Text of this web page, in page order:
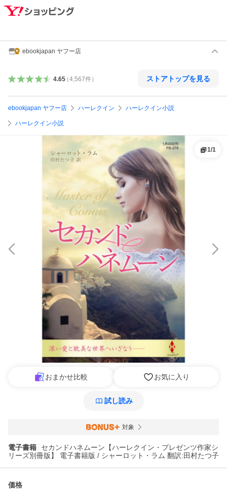
ebookjapan ヤフー店
4.65（4,567件） ストアトップを見る
ebookjapan ヤフー店 ハーレクイン ハーレクイン小説
ハーレクイン小説
1/1
おまかせ比較 お気に入り
試し読み
対象
電子書籍
セカンドハネムーン【ハーレクイン・プレゼンツ作家シ
リーズ別冊版】 電子書籍版 / シャーロット・ラム 翻訳:田村たつ子
価格